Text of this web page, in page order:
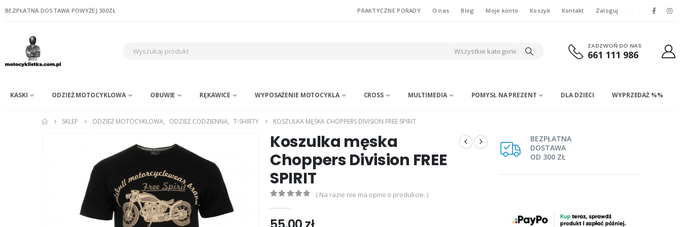
BEZPŁATNA DOSTAWA POWYŻEJ 300ZŁ PRAKTYCZNE PORADY O nas Blog Moje konto Koszyk Kontakt Zaloguj
Wszystkie kategorie
ZADZWOŃ DO NAS
661 111 986
KASKI ODZIEŻ MOTOCYKLOWA OBUWIE RĘKAWICE WYPOSAŻENIE MOTOCYKLA CROSS MULTIMEDIA POMYSŁ NA PREZENT DLA DZIECI WYPRZEDAŻ %%
SKLEP ODZIEŻ MOTOCYKLOWA, ODZIEŻ CODZIENNA, T-SHIRTY KOSZULKA MĘSKA CHOPPERS DIVISION FREE SPIRIT
Koszulka męska
Choppers Division FREE
SPIRIT
( Na razie nie ma opinii o produkcie. )
BEZPŁATNA
DOSTAWA
OD 300 ZŁ